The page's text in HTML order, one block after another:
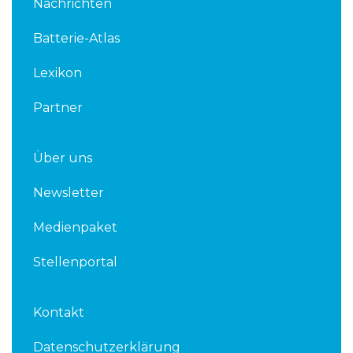
Nachrichten
Batterie-Atlas
Lexikon
Partner
Über uns
Newsletter
Medienpaket
Stellenportal
Kontakt
Datenschutzerklärung